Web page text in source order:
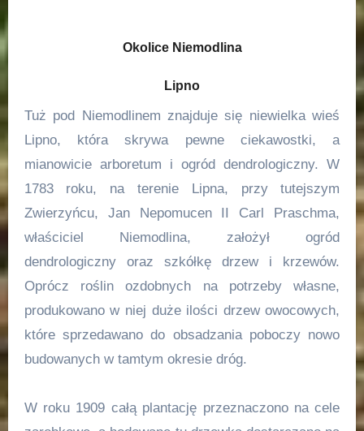
Okolice Niemodlina
Lipno
Tuż pod Niemodlinem znajduje się niewielka wieś
Lipno, która skrywa pewne ciekawostki, a
mianowicie arboretum i ogród dendrologiczny. W
1783 roku, na terenie Lipna, przy tutejszym
Zwierzyńcu, Jan Nepomucen II Carl Praschma,
właściciel Niemodlina, założył ogród
dendrologiczny oraz szkółkę drzew i krzewów.
Oprócz roślin ozdobnych na potrzeby własne,
produkowano w niej duże ilości drzew owocowych,
które sprzedawano do obsadzania poboczy nowo
budowanych w tamtym okresie dróg.
W roku 1909 całą plantację przeznaczono na cele